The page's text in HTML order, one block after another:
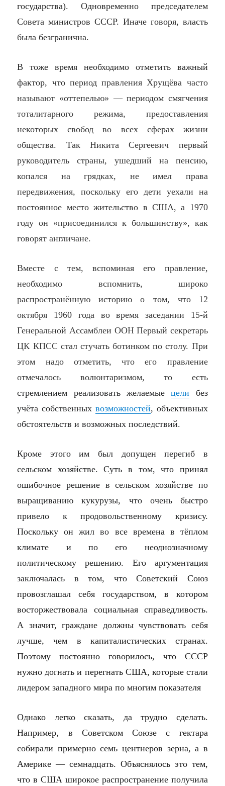
государства). Одновременно председателем
Совета министров СССР. Иначе говоря, власть
была безгранична.
В тоже время необходимо отметить важный
фактор, что период правления Хрущёва часто
называют «оттепелью» — периодом смягчения
тоталитарного режима, предоставления
некоторых свобод во всех сферах жизни
общества. Так Никита Сергеевич первый
руководитель страны, ушедший на пенсию,
копался на грядках, не имел права
передвижения, поскольку его дети уехали на
постоянное место жительство в США, а 1970
году он «присоединился к большинству», как
говорят англичане.
Вместе с тем, вспоминая его правление,
необходимо вспомнить, широко
распространённую историю о том, что 12
октября 1960 года во время заседании 15-й
Генеральной Ассамблеи ООН Первый секретарь
ЦК КПСС стал стучать ботинком по столу. При
этом надо отметить, что его правление
отмечалось волюнтаризмом, то есть
стремлением реализовать желаемыецели без
учёта собственных возможностей, объективных
обстоятельств и возможных последствий.
Кроме этого им был допущен перегиб в
сельском хозяйстве. Суть в том, что принял
ошибочное решение в сельском хозяйстве по
выращиванию кукурузы, что очень быстро
привело к продовольственному кризису.
Поскольку он жил во все времена в тёплом
климате и по его неоднозначному
политическому решению. Его аргументация
заключалась в том, чтоСоветский Союз
провозглашал себя государством, в котором
восторжествовала социальная справедливость.
А значит, граждане должны чувствовать себя
лучше, чем в капиталистических странах.
Поэтому постоянно говорилось, что СССР
нужно догнать и перегнать США, которые стали
лидером западного мира по многим показателя
Однако легко сказать, да трудно сделать.
Например, в Советском Союзе с гектара
собирали примерно семь центнеров зерна, а в
Америке — семнадцать. Объяснялось это тем,
что в США широкое распространение получила